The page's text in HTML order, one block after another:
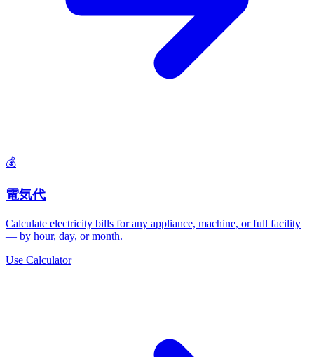
💰
電気代
Calculate electricity bills for any appliance, machine, or full facility
— by hour, day, or month.
Use Calculator